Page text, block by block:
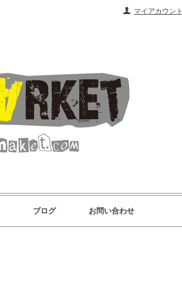
マイアカウント
ブログ お問い合わせ